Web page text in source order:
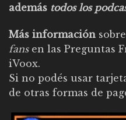
además todos los
Más información
fansen las Preguntas
iVoox.
Si no podés usar
de otras formas de